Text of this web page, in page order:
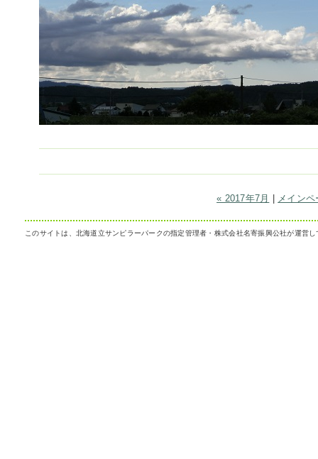
« 2017年7月 メインペ
このサイトは、北海道立サンピラーパークの指定管理者・株式会社名寄振興公社が運営